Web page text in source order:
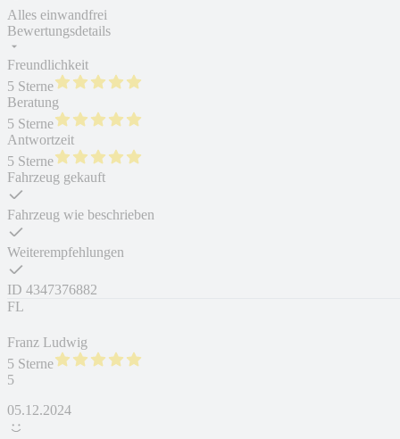
Alles einwandfrei
Bewertungsdetails
Freundlichkeit
5 Sterne
Beratung
5 Sterne
Antwortzeit
5 Sterne
Fahrzeug gekauft
Fahrzeug wie beschrieben
Weiterempfehlungen
ID 4347376882
FL
Franz Ludwig
5 Sterne
5
05.12.2024